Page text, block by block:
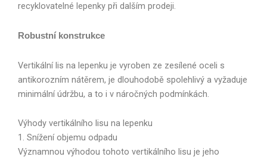
recyklovatelné lepenky při dalším prodeji.
Robustní konstrukce
Vertikální lis na lepenku je vyroben ze zesílené oceli s
antikorozním nátěrem, je dlouhodobě spolehlivý a vyžaduje
minimální údržbu, a to i v náročných podmínkách.
Výhody vertikálního lisu na lepenku
1. Snížení objemu odpadu
Významnou výhodou tohoto vertikálního lisu je jeho